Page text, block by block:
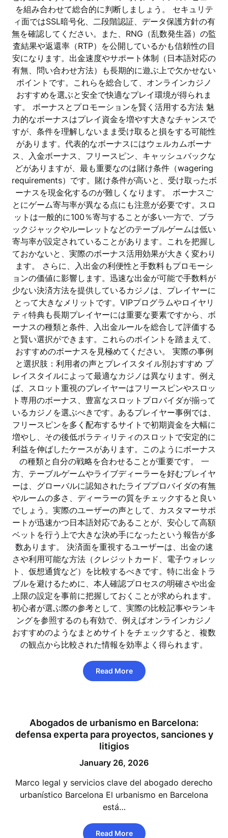
を組み合わせて総合的に判断しましょう。 セキュリテ
ィ面ではSSL暗号化、二段階認証、データ保護方針の有
無を確認してください。また、RNG（乱数発生器）の監
査結果や返還率（RTP）を公開しているかも信頼性の目
安になります。出金速度やサポート体制（日本語対応の
有無、問い合わせ方法）も長期的に遊ぶ上で欠かせない
ポイントです。これらを総合して、オンラインカジノ
おすすめを選ぶと安全で快適なプレイ環境が得られま
す。 ボーナスとプロモーションを賢く活用する方法 魅
力的なボーナスはプレイ資金を増やす大きなチャンスで
すが、条件を理解しないまま受け取ると損をする可能性
があります。代表的なボーナスにはウェルカムボーナ
ス、入金ボーナス、フリースピン、キャッシュバックな
どがありますが、最も重要なのは賭け条件（wagering
requirements）です。賭け条件が高いと、受け取ったボ
ーナスを現金化するのが難しくなります。 ボーナスご
とにゲーム寄与率が異なる点にも注意が必要です。スロ
ットは一般的に100％寄与することが多い一方で、ブラ
ックジャックやルーレットなどのテーブルゲームは低い
寄与率が設定されていることがあります。これを把握し
ておかないと、実際のボーナス活用効果が大きく変わり
ます。 さらに、入出金の利便性と手数料もプロモーシ
ョンの価値に影響します。迅速な出金が可能で手数料が
少ない決済方法を提供しているカジノは、プレイヤーに
とって大きなメリットです。VIPプログラムやロイヤリ
ティ特典も長期プレイヤーには重要な要素ですから、ボ
ーナスの種類と条件、入出金ルールを総合して評価する
と賢い選択ができます。これらのポイントを踏まえて、
おすすめのボーナスを見極めてください。 実際の事例
と選択肢：利用者の声とプレイスタイル別おすすめ プ
レイスタイルによって最適なカジノは異なります。例え
ば、スロット重視のプレイヤーはフリースピンやスロッ
ト専用のボーナス、豊富なスロットプロバイダが揃って
いるカジノを選ぶべきです。あるプレイヤー事例では、
フリースピンを多く配布するサイトで初期資金を大幅に
増やし、その後低ボラティリティのスロットで安定的に
利益を伸ばしたケースがあります。このようにボーナス
の種類と自分の戦略を合わせることが重要です。 一
方、テーブルゲームやライブディーラーを好むプレイヤ
ーは、グローバルに認知されたライブプロバイダの有無
やルームの多さ、ディーラーの質をチェックすると良い
でしょう。実際のユーザーの声として、カスタマーサポ
ートが迅速かつ日本語対応であることが、安心して高額
ベットを行う上で大きな決め手になったという報告が多
数あります。 決済面を重視するユーザーは、出金の速
さや利用可能な方法（クレジットカード、電子ウォレッ
ト、仮想通貨など）を比較するべきです。特に出金トラ
ブルを避けるために、本人確認プロセスの明確さや出金
上限の設定を事前に把握しておくことが求められます。
初心者が選ぶ際の参考として、実際の比較記事やランキ
ングを参照するのも有効で、例えばオンラインカジノ
おすすめのようなまとめサイトをチェックすると、複数
の観点から比較された情報を効率よく得られます。
Read More
Abogados de urbanismo en Barcelona:
defensa experta para proyectos, sanciones y
litigios
January 26, 2026
Marco legal y servicios clave del abogado derecho
urbanístico Barcelona El urbanismo en Barcelona
está…
Read More